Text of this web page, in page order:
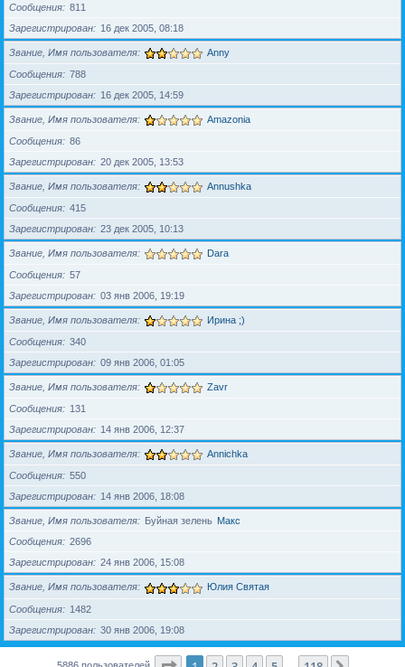
Сообщения
811
Зарегистрирован
16 дек 2005, 08:18
Звание, Имя пользователя Anny
Сообщения
788
Зарегистрирован
16 дек 2005, 14:59
Звание, Имя пользователя Amazonia
Сообщения
86
Зарегистрирован
20 дек 2005, 13:53
Звание, Имя пользователя Annushka
Сообщения
415
Зарегистрирован
23 дек 2005, 10:13
Звание, Имя пользователя Dara
Сообщения
57
Зарегистрирован
03 янв 2006, 19:19
Звание, Имя пользователя Ирина ;)
Сообщения
340
Зарегистрирован
09 янв 2006, 01:05
Звание, Имя пользователя Zavr
Сообщения
131
Зарегистрирован
14 янв 2006, 12:37
Звание, Имя пользователя Annichka
Сообщения
550
Зарегистрирован
14 янв 2006, 18:08
Звание, Имя пользователя Буйная зелень Макс
Сообщения
2696
Зарегистрирован
24 янв 2006, 15:08
Звание, Имя пользователя Юлия Святая
Сообщения
1482
Зарегистрирован
30 янв 2006, 19:08
5886 пользователей